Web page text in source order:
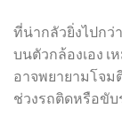
ที่น่ากลัวยิ่งไปก
บนตัวกล้องเอง เ
อาจพยายามโจม
ช่วงรถติดหรือขับ